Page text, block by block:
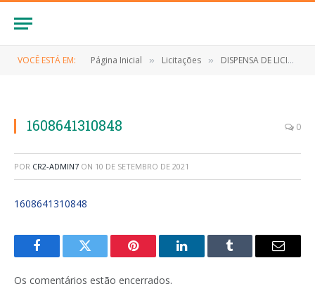
VOCÊ ESTÁ EM: Página Inicial » Licitações » DISPENSA DE LICITAÇÃO Nº 038/2020 (CONTRATAÇÃO DIRETA, POR DISPENSA DE LICITAÇÃO, DE EMPRESA PARA FORNECIMENTO DE TOTEM DISPENSADOR DE ÁCOOL EM GEL)
1608641310848 0
POR CR2-ADMIN7 ON 10 DE SETEMBRO DE 2021
1608641310848
FacebookTwitter Pinterest LinkedInTumblr
E-
Os comentários estão encerrados.